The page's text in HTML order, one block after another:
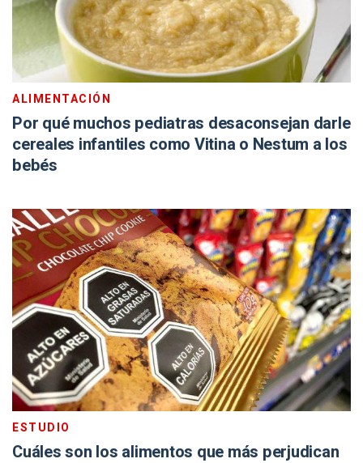
ALIMENTACIÓN
Por qué muchos pediatras desaconsejan darle
cereales infantiles como Vitina o Nestum a los
bebés
ESTUDIO
Cuáles son los alimentos que más perjudican